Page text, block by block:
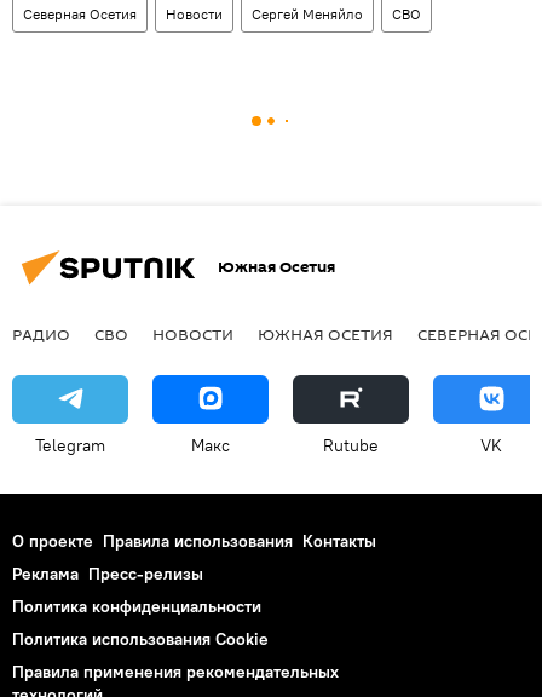
Северная Осетия Новости Сергей Меняйло СВО
Южная Осетия
РАДИО СВО НОВОСТИ ЮЖНАЯ ОСЕТИЯ СЕВЕРНАЯ
Telegram Макс Rutube VK
О проекте Правила использования Контакты
Реклама Пресс-релизы
Политика конфиденциальности
Политика использования Cookie
Правила применения рекомендательных